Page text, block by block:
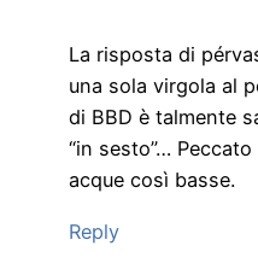
La risposta di
una sola virgola al
di BBD è talmente
“in sesto”…
acque così basse.
Reply